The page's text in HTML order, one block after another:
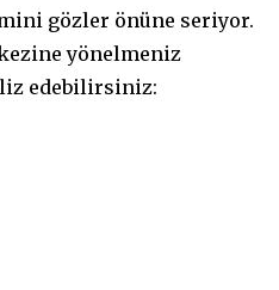
gözler önüne seriyor.
yönelmeniz
edebilirsiniz: